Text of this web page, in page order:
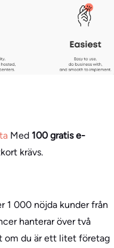
Med 100 gratis e-
krävs.
1 000 nöjda kunder från
hanterar över två
om du är ett litet företag